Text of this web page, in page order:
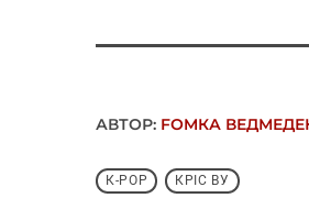
АВТОР: FОMКА
К-POP КРІС ВУ